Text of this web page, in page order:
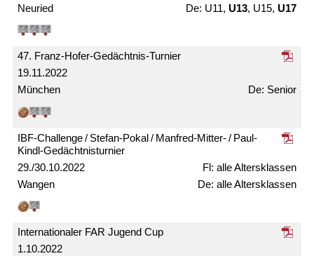
Neuried
U11, U13, U15, U17
19.11.2022
47. Franz-Hofer-Gedächtnis-Turnier
München Senior
29./30.10.2022
IBF-Challenge / Stefan-Pokal / Manfred-Mitter- / Paul-
Kindl-Gedächtnis­turnier
Wangen
alle Alters­klassen
alle Alters­klassen
1.10.2022
Internationaler FAR Jugend Cup